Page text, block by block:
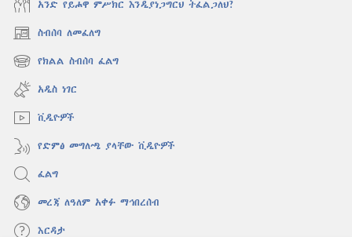
አንድ የይሖዋ ምሥክር እንዲያነጋግርህ ትፈልጋለህ?
ስብሰባ ለመፈለግ
(አዲስ
ዊንዶው
ክፈት)
የክልል ስብሰባ ፈልግ
(አዲስ
ዊንዶው
ክፈት)
አዲስ ነገር
ቪዲዮዎች
የድምፅ መግለጫ ያላቸው ቪዲዮዎች
ፈልግ
መረጃ ለዓለም አቀፉ ማኅበረሰብ
እርዳታ